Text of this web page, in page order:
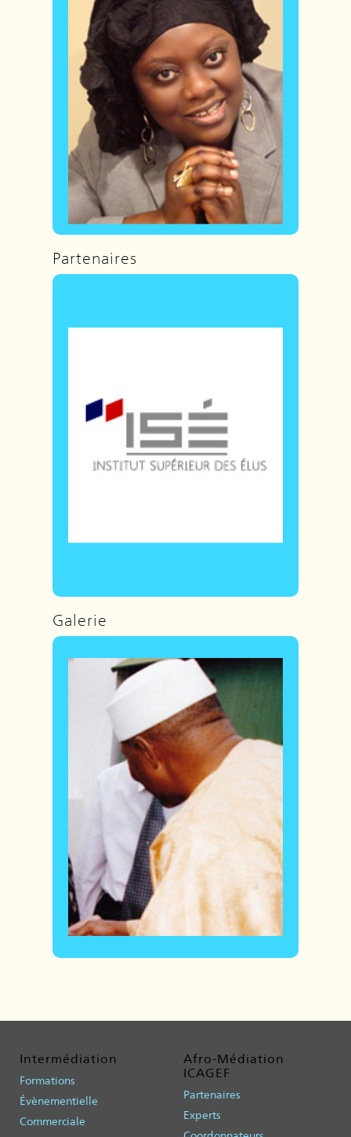
Partenaires
Galerie
Intermédiation
Formations
Évènementielle
Commerciale
Afro-Médiation
ICAGEF
Partenaires
Experts